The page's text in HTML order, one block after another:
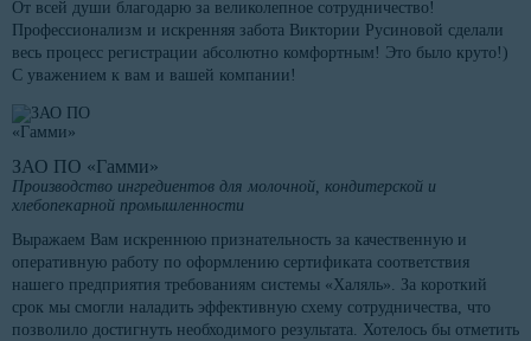
От всей души благодарю за великолепное сотрудничество!
Профессионализм и искренняя забота Виктории Русиновой сделали
весь процесс регистрации абсолютно комфортным! Это было круто!)
С уважением к вам и вашей компании!
ЗАО ПО «Гамми»
Производство ингредиентов для молочной, кондитерской и
хлебопекарной промышленности
Выражаем Вам искреннюю признательность за качественную и
оперативную работу по оформлению сертификата соответствия
нашего предприятия требованиям системы «Халяль». За короткий
срок мы смогли наладить эффективную схему сотрудничества, что
позволило достигнуть необходимого результата. Хотелось бы отметить